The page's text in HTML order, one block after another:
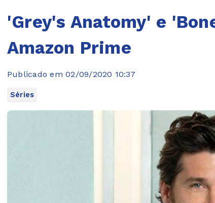
'Grey's Anatomy' e
Amazon Prime
Publicado em 02/09/2020 10:37
Séries